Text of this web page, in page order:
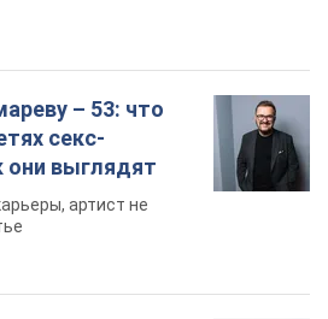
– 53: что
секс-
они выглядят
артист не